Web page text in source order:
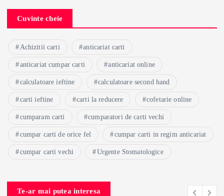
Cuvinte cheie
Achizitii carti anticariat carti
anticariat cumpar carti anticariat online
calculatoare ieftine calculatoare second hand
carti ieftine carti la reducere cofetarie online
cumparam carti cumparatori de carti vechi
cumpar carti de orice fel cumpar carti in regim anticariat
cumpar carti vechi Urgente Stomatologice
Te-ar mai putea interesa